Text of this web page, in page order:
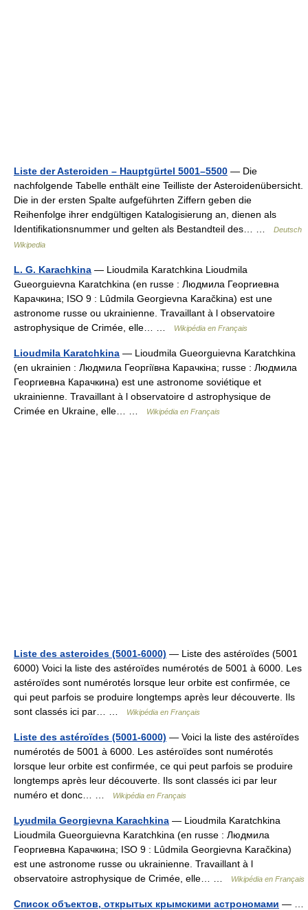
Liste der Asteroiden – Hauptgürtel 5001–5500 — Die
nachfolgende Tabelle enthält eine Teilliste der Asteroidenübersicht.
Die in der ersten Spalte aufgeführten Ziffern geben die
Reihenfolge ihrer endgültigen Katalogisierung an, dienen als
Identifikationsnummer und gelten als Bestandteil des… …
Deutsch
Wikipedia
L. G. Karachkina — Lioudmila Karatchkina Lioudmila
Gueorguievna Karatchkina (en russe : Людмила Георгиевна
Карачкина; ISO 9 : Lûdmila Georgievna Karačkina) est une
astronome russe ou ukrainienne. Travaillant à l observatoire
astrophysique de Crimée, elle… …
Wikipédia en Français
Lioudmila Karatchkina — Lioudmila Gueorguievna Karatchkina
(en ukrainien : Людмила Георгіївна Карачкіна; russe : Людмила
Георгиевна Карачкина) est une astronome soviétique et
ukrainienne. Travaillant à l observatoire d astrophysique de
Crimée en Ukraine, elle… …
Wikipédia en Français
Liste des asteroides (5001-6000) — Liste des astéroïdes (5001
6000) Voici la liste des astéroïdes numérotés de 5001 à 6000. Les
astéroïdes sont numérotés lorsque leur orbite est confirmée, ce
qui peut parfois se produire longtemps après leur découverte. Ils
sont classés ici par… …
Wikipédia en Français
Liste des astéroïdes (5001-6000) — Voici la liste des astéroïdes
numérotés de 5001 à 6000. Les astéroïdes sont numérotés
lorsque leur orbite est confirmée, ce qui peut parfois se produire
longtemps après leur découverte. Ils sont classés ici par leur
numéro et donc… …
Wikipédia en Français
Lyudmila Georgievna Karachkina — Lioudmila Karatchkina
Lioudmila Gueorguievna Karatchkina (en russe : Людмила
Георгиевна Карачкина; ISO 9 : Lûdmila Georgievna Karačkina)
est une astronome russe ou ukrainienne. Travaillant à l
observatoire astrophysique de Crimée, elle… …
Wikipédia en Français
Список объектов, открытых крымскими астрономами — …